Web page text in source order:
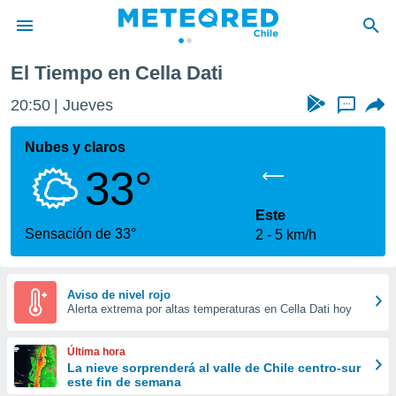
de
por
que se
calidad.
a este
las
y
forma
digital
basada
El Tiempo en Cella Dati
20:50 Jueves ...
Nubes y claros
33°
Sensación de 33°
Este
2
5 km/h
Aviso de nivel rojo
Alerta extrema por altas temperaturas en Cella Dati hoy
Última hora
La nieve sorprenderá al valle de Chile centro-sur
este fin de semana